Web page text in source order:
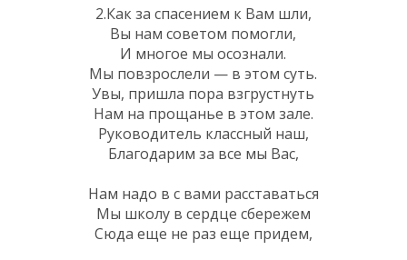
2.Как за спасением к Вам шли,
Вы нам советом помогли,
И многое мы осознали.
Мы повзрослели — в этом суть.
Увы, пришла пора взгрустнуть
Нам на прощанье в этом зале.
Руководитель классный наш,
Благодарим за все мы Вас,
Нам надо в с вами расставаться
Мы школу в сердце сбережем
Сюда еще не раз еще придем,